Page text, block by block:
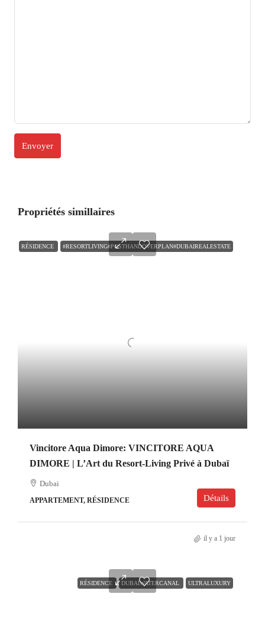
Propriétés simillaires
RÉSIDENCE #RESORTLIVING#POSTHANDOVERPLAN#DUBAIREALESTATE
Vincitore Aqua Dimore: VINCITORE AQUA
DIMORE | L’Art du Resort-Living Privé à Dubaï
Dubai
APPARTEMENT, RÉSIDENCE Détails
il y a 1 jour
RÉSIDENCE DUBAIWATERCANAL ULTRALUXURY